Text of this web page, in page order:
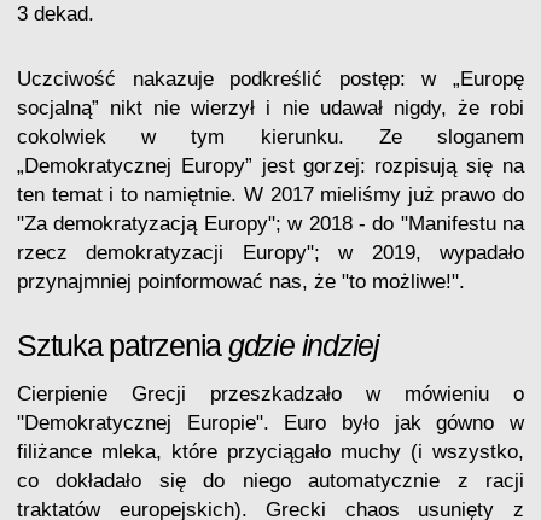
3 dekad.
Uczciwość nakazuje podkreślić postęp: w „Europę
socjalną” nikt nie wierzył i nie udawał nigdy, że robi
cokolwiek w tym kierunku. Ze sloganem
„Demokratycznej Europy” jest gorzej: rozpisują się na
ten temat i to namiętnie. W 2017 mieliśmy już prawo do
"Za demokratyzacją Europy"; w 2018 - do "Manifestu na
rzecz demokratyzacji Europy"; w 2019, wypadało
przynajmniej poinformować nas, że "to możliwe!".
Sztuka patrzeniagdzie indziej
Cierpienie Grecji przeszkadzało w mówieniu o
"Demokratycznej Europie". Euro było jak gówno w
filiżance mleka, które przyciągało muchy (i wszystko,
co dokładało się do niego automatycznie z racji
traktatów europejskich). Grecki chaos usunięty z